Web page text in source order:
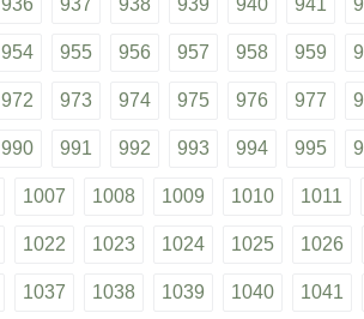
936 937 938 939 940 941
954 955 956 957 958 959
972 973 974 975 976 977
990 991 992 993 994 995
1007 1008 1009 1010 1011
1022 1023 1024 1025 1026
1037 1038 1039 1040 1041